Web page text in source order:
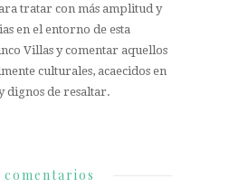
tratar con más amplitud y
en el entorno de esta
Villas y comentar aquellos
culturales, acaecidos en
dignos de resaltar.
comentarios